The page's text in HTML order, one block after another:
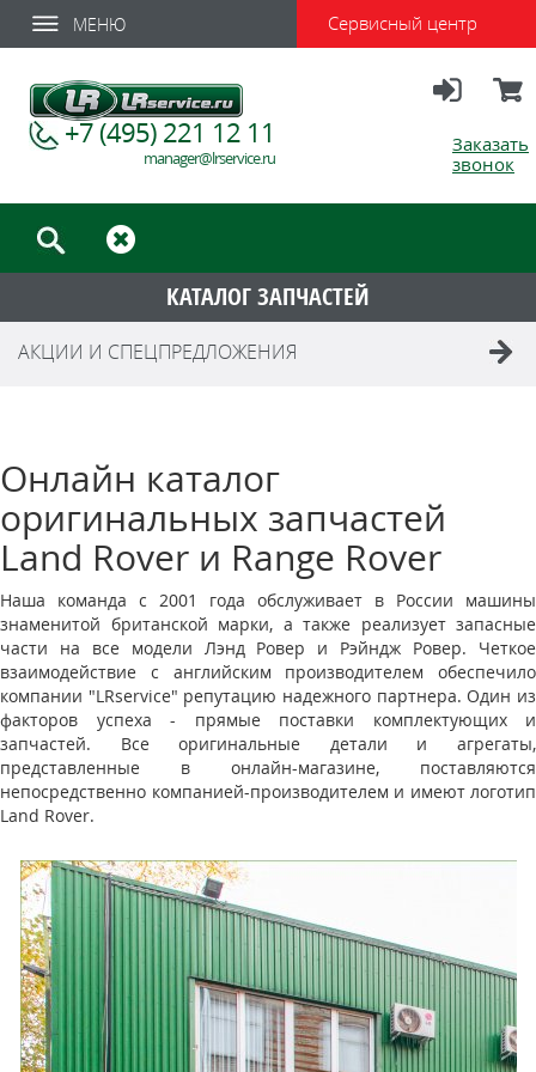
МЕНЮ Сервисный центр
Заказать
звонок
+7 (495) 221 12 11
manager@lrservice.ru
КАТАЛОГ ЗАПЧАСТЕЙ
АКЦИИ И СПЕЦПРЕДЛОЖЕНИЯ
Онлайн каталог
оригинальных запчастей
Land Rover и Range Rover
Наша команда с 2001 года обслуживает в России машины
знаменитой британской марки, а также реализует запасные
части на все модели Лэнд Ровер и Рэйндж Ровер. Четкое
взаимодействие с английским производителем обеспечило
компании "LRservice" репутацию надежного партнера. Один из
факторов успеха - прямые поставки комплектующих и
запчастей. Все оригинальные детали и агрегаты,
представленные в онлайн-магазине, поставляются
непосредственно компанией-производителем и имеют логотип
Land Rover.